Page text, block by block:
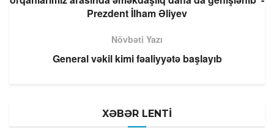
Prezdent İlham Əliyev
Növbəti Yazı
General vəkil kimi fəaliyyətə başlayıb
XƏBƏR LENTİ